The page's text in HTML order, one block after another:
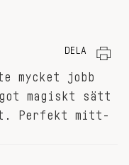
DELA
mycket jobb
magiskt sätt
Perfekt mitt-